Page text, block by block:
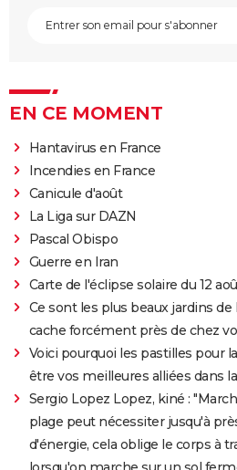
EN CE MOMENT
Hantavirus en France
Incendies en France
Canicule d'août
La Liga sur DAZN
Pascal Obispo
Guerre en Iran
Carte de l'éclipse solaire du 12
Ce sont les plus beaux jardins de
cache forcément près de chez
Voici pourquoi les pastilles pour
être vos meilleures alliées dans
Sergio Lopez Lopez, kiné :
plage peut nécessiter jusqu'à
d'énergie, cela oblige le corps à